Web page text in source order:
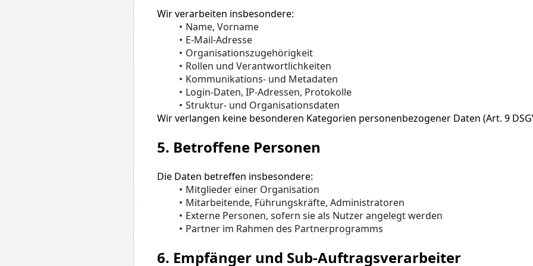
Wir verarbeiten insbesondere:
Name, Vorname
E-Mail-Adresse
Organisationszugehörigkeit
Rollen und Verantwortlichkeiten
Kommunikations- und Metadaten
Login-Daten, IP-Adressen, Protokolle
Struktur- und Organisationsdaten
Wir verlangen keine besonderen Kategorien personenbezogener Daten (Art. 9
5. Betroffene Personen
Die Daten betreffen insbesondere:
Mitglieder einer Organisation
Mitarbeitende, Führungskräfte, Administratoren
Externe Personen, sofern sie als Nutzer angelegt werden
Partner im Rahmen des Partnerprogramms
6. Empfänger und Sub-Auftragsverarbeiter